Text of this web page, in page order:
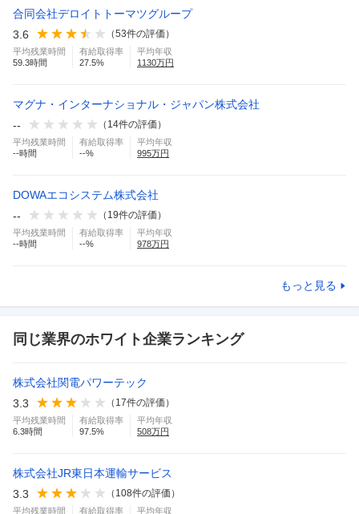
合同会社デロイトトーマツグループ
3.6
（53件の評価）
平均残業時間
59.3時間
有給取得率
27.5%
平均年収
1130万円
マグナ・インターナショナル・ジャパン株式会社
--
（ 14件の評価）
平均残業時間
--時間
有給取得率
--%
平均年収
995万円
DOWAエコシステム株式会社
--
（ 19件の評価）
平均残業時間
--時間
有給取得率
--%
平均年収
978万円
もっと見る
同じ業界のホワイト企業ランキング
株式会社関電パワーテック
3.3
（ 17件の評価）
平均残業時間
6.3時間
有給取得率
97.5%
平均年収
508万円
株式会社JR東日本運輸サービス
3.3
（ 108件の評価）
平均残業時間
有給取得率
平均年収